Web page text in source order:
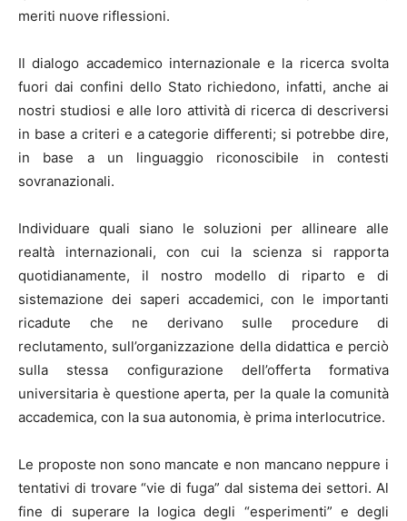
meriti nuove riflessioni.
Il dialogo accademico internazionale e la ricerca svolta
fuori dai confini dello Stato richiedono, infatti, anche ai
nostri studiosi e alle loro attività di ricerca di descriversi
in base a criteri e a categorie differenti; si potrebbe dire,
in base a un linguaggio riconoscibile in contesti
sovranazionali.
Individuare quali siano le soluzioni per allineare alle
realtà internazionali, con cui la scienza si rapporta
quotidianamente, il nostro modello di riparto e di
sistemazione dei saperi accademici, con le importanti
ricadute che ne derivano sulle procedure di
reclutamento, sull’organizzazione della didattica e perciò
sulla stessa configurazione dell’offerta formativa
universitaria è questione aperta, per la quale la comunità
accademica, con la sua autonomia, è prima interlocutrice.
Le proposte non sono mancate e non mancano neppure i
tentativi di trovare “vie di fuga” dal sistema dei settori. Al
fine di superare la logica degli “esperimenti” e degli